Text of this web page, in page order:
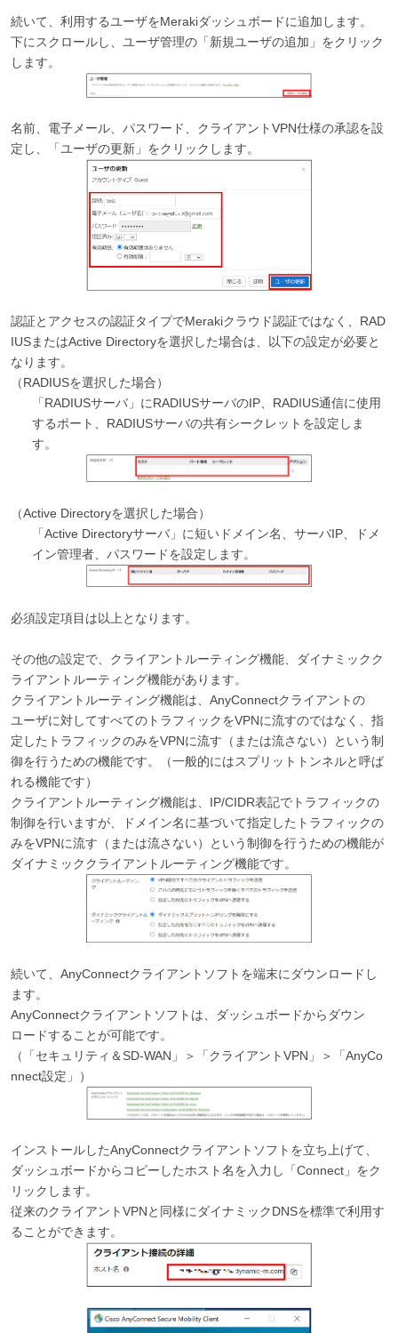
続いて、利用するユーザをMerakiダッシュボードに追加します。
下にスクロールし、ユーザ管理の「新規ユーザの追加」をクリック
します。
名前、電子メール、パスワード、クライアントVPN仕様の承認を設
定し、「ユーザの更新」をクリックします。
認証とアクセスの認証タイプでMerakiクラウド認証ではなく、RAD
IUSまたはActive Directoryを選択した場合は、以下の設定が必要と
なります。
（RADIUSを選択した場合）
「RADIUSサーバ」にRADIUSサーバのIP、RADIUS通信に使用
するポート、RADIUSサーバの共有シークレットを設定しま
す。
（Active Directoryを選択した場合）
「Active Directoryサーバ」に短いドメイン名、サーバIP、ドメ
イン管理者、パスワードを設定します。
必須設定項目は以上となります。
その他の設定で、クライアントルーティング機能、ダイナミックク
ライアントルーティング機能があります。
クライアントルーティング機能は、AnyConnectクライアントの
ユーザに対してすべてのトラフィックをVPNに流すのではなく、指
定したトラフィックのみをVPNに流す（または流さない）という制
御を行うための機能です。（一般的にはスプリットトンネルと呼ば
れる機能です）
クライアントルーティング機能は、IP/CIDR表記でトラフィックの
制御を行いますが、ドメイン名に基づいて指定したトラフィックの
みをVPNに流す（または流さない）という制御を行うための機能が
ダイナミッククライアントルーティング機能です。
続いて、AnyConnectクライアントソフトを端末にダウンロードし
ます。
AnyConnectクライアントソフトは、ダッシュボードからダウン
ロードすることが可能です。
（「セキュリティ＆SD-WAN」＞「クライアントVPN」＞「AnyCo
nnect設定」）
インストールしたAnyConnectクライアントソフトを立ち上げて、
ダッシュボードからコピーしたホスト名を入力し「Connect」をク
リックします。
従来のクライアントVPNと同様にダイナミックDNSを標準で利用す
ることができます。